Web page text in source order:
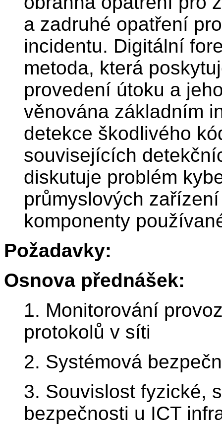
a zadruhé opatření
incidentu. Digitální
metoda, která
provedení útoku a
věnována základním
detekce škodlivého
souvisejících
diskutuje problém
průmyslových
komponenty
Požadavky:
Osnova přednášek:
1. Monitorování
protokolů v síti
2. Systémová
3. Souvislost fyzické,
bezpečnosti u ICT